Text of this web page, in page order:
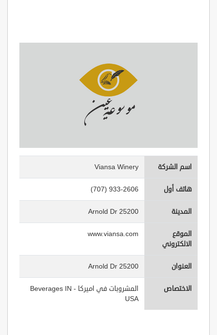
اسم الشركة Viansa Winery
هاتف أول (707) 933-2606
المدينة 25200 Arnold Dr
الموقع
الالكتروني
www.viansa.com
العنوان 25200 Arnold Dr
الاختصاص
المشروبات في اميركا - Beverages IN
USA